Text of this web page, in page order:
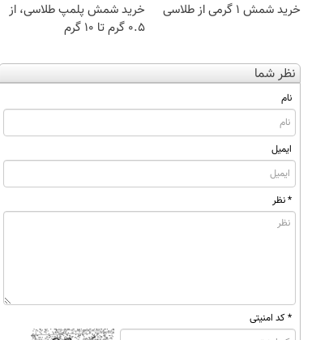
خرید شمش 1 گرمی از طلاسی
خرید شمش پلمپ طلاسی، از
۰.۵ گرم تا ۱۰ گرم
نظر شما
نام
ایمیل
* نظر
* کد امنیتی